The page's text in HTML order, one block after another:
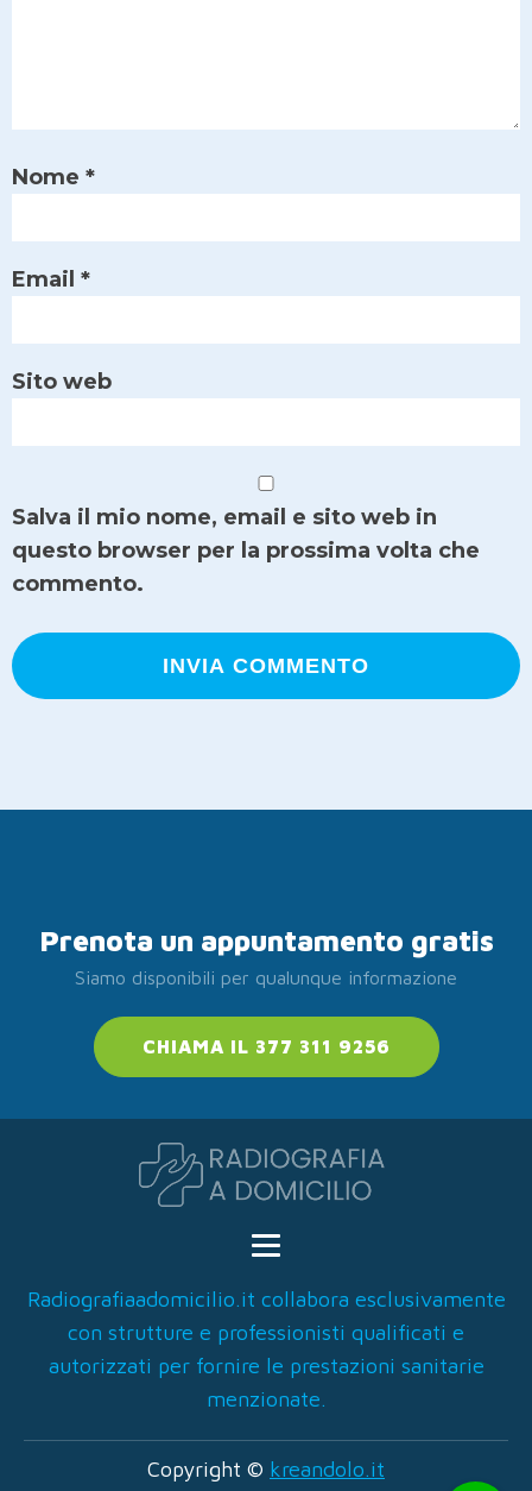
Nome *
Email *
Sito web
Salva il mio nome, email e sito web in
questo browser per la prossima volta che
commento.
Prenota un appuntamento gratis
Siamo disponibili per qualunque informazione
CHIAMA IL 377 311 9256
Radiografiaadomicilio.it collabora esclusivamente
con strutture e professionisti qualificati e
autorizzati per fornire le prestazioni sanitarie
menzionate.
Copyright © kreandolo.it